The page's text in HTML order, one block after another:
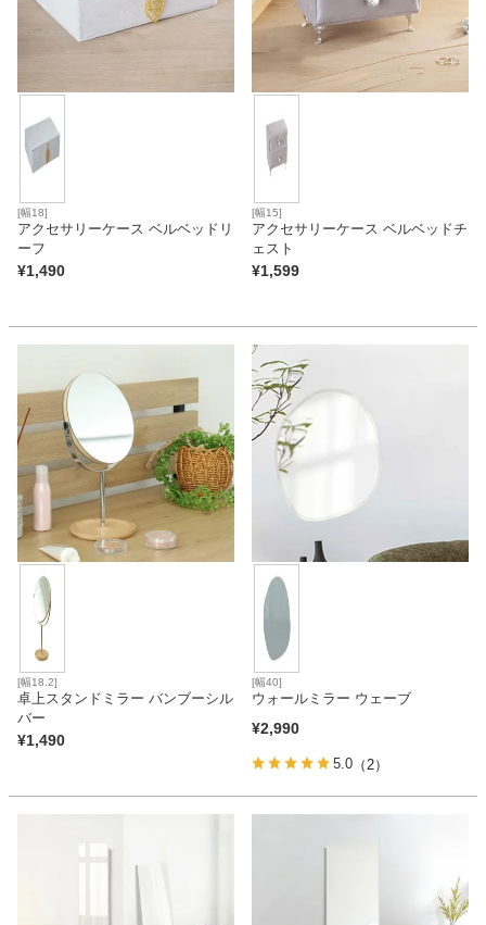
[幅18]
アクセサリーケース ベルベッドリ
ーフ
¥1,490
[幅15]
アクセサリーケース ベルベッドチ
ェスト
¥1,599
[幅18.2]
卓上スタンドミラー バンブーシル
バー
¥1,490
[幅40]
ウォールミラー ウェーブ
¥2,990
5.0 （2）